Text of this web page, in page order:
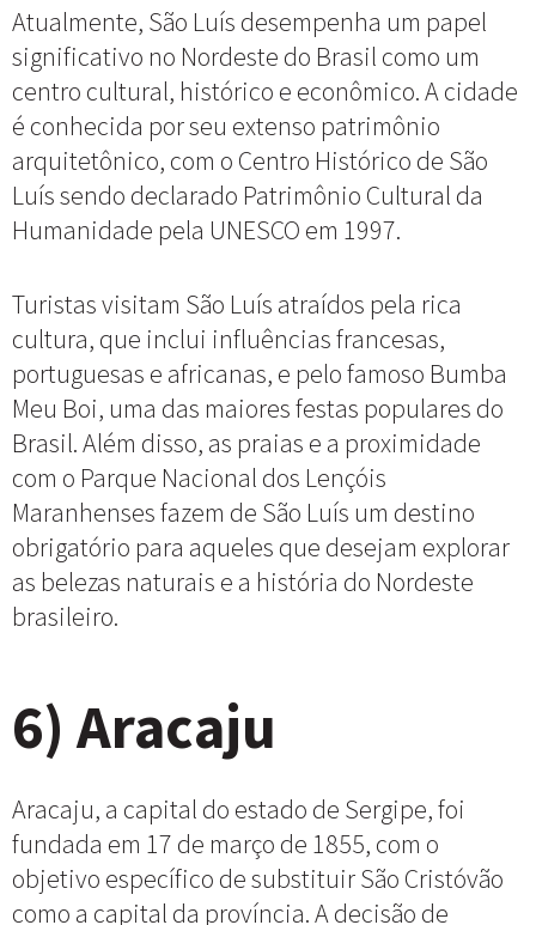
Atualmente, São Luís desempenha um papel
significativo no Nordeste do Brasil como um
centro cultural, histórico e econômico. A cidade
é conhecida por seu extenso patrimônio
arquitetônico, com o Centro Histórico de São
Luís sendo declarado Patrimônio Cultural da
Humanidade pela UNESCO em 1997.
Turistas visitam São Luís atraídos pela rica
cultura, que inclui influências francesas,
portuguesas e africanas, e pelo famoso Bumba
Meu Boi, uma das maiores festas populares do
Brasil. Além disso, as praias e a proximidade
com o Parque Nacional dos Lençóis
Maranhenses fazem de São Luís um destino
obrigatório para aqueles que desejam explorar
as belezas naturais e a história do Nordeste
brasileiro.
6) Aracaju
Aracaju, a capital do estado de Sergipe, foi
fundada em 17 de março de 1855, com o
objetivo específico de substituir São Cristóvão
como a capital da província. A decisão de